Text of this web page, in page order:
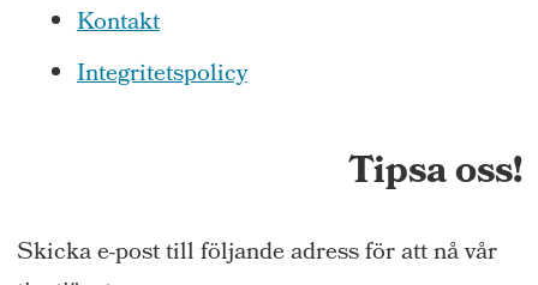
Kontakt
Integritetspolicy
Tipsa oss!
Skicka e-post till följande adress för att nå vår